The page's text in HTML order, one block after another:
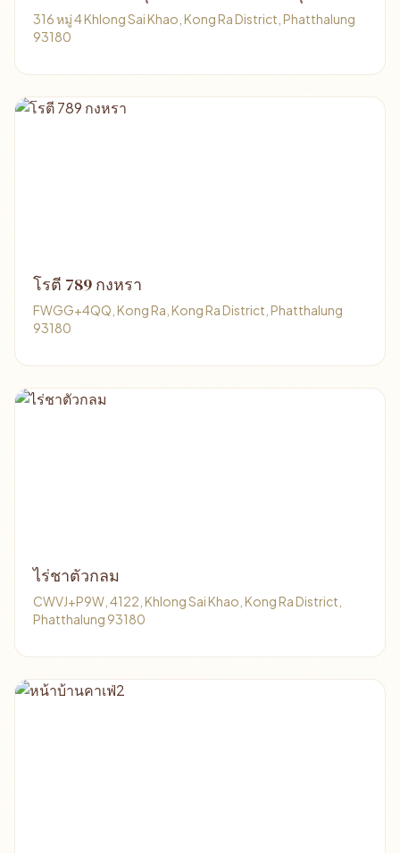
316 หมู่ 4 Khlong Sai Khao, Kong Ra District, Phatthalung
93180
โรตี 789 กงหรา
FWGG+4QQ, Kong Ra, Kong Ra District, Phatthalung
93180
ไร่ชาตัวกลม
CWVJ+P9W, 4122, Khlong Sai Khao, Kong Ra District,
Phatthalung 93180